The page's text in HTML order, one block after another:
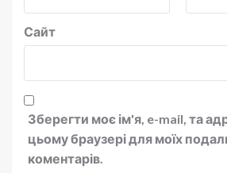
Сайт
Зберегти моє ім'я, e-mail, та
цьому браузері для моїх
коментарів.